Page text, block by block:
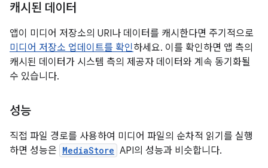
캐시된 데이터
앱이 미디어 저장소의 URI나 데이터를 캐시한다면 주기적으로
미디어 저장소 업데이트를 확인하세요. 이를 확인하면 앱 측의
캐시된 데이터가 시스템 측의 제공자 데이터와 계속 동기화될
수 있습니다.
성능
직접 파일 경로를 사용하여 미디어 파일의 순차적 읽기를 실행
하면 성능은 MediaStore API의 성능과 비슷합니다.